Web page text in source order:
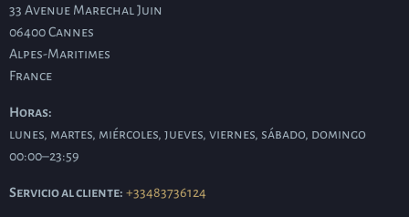
33 Avenue Marechal Juin
06400Cannes
Alpes-Maritimes
France
Horas:
lunes, martes, miércoles, jueves, viernes, sábado, domingo
00:00–23:59
Servicio al cliente: +33483736124